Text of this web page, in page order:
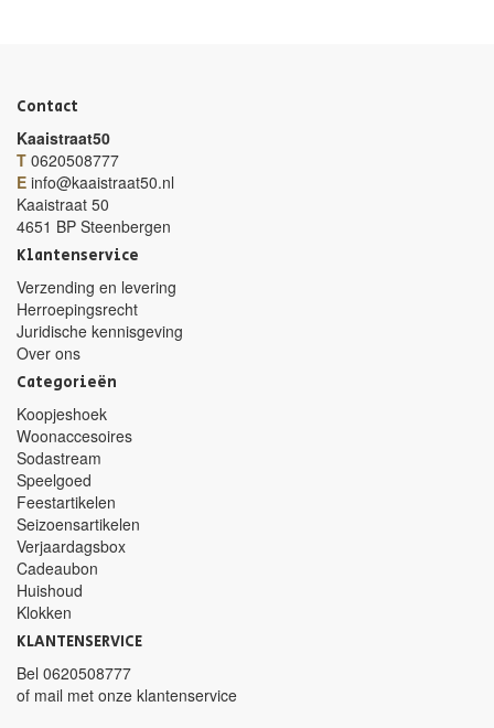
Contact
Kaaistraat50
T 0620508777
E info@kaaistraat50.nl
Kaaistraat 50
4651 BP Steenbergen
Klantenservice
Verzending en levering
Herroepingsrecht
Juridische kennisgeving
Over ons
Categorieën
Koopjeshoek
Woonaccesoires
Sodastream
Speelgoed
Feestartikelen
Seizoensartikelen
Verjaardagsbox
Cadeaubon
Huishoud
Klokken
KLANTENSERVICE
Bel 0620508777
of mail met onze klantenservice